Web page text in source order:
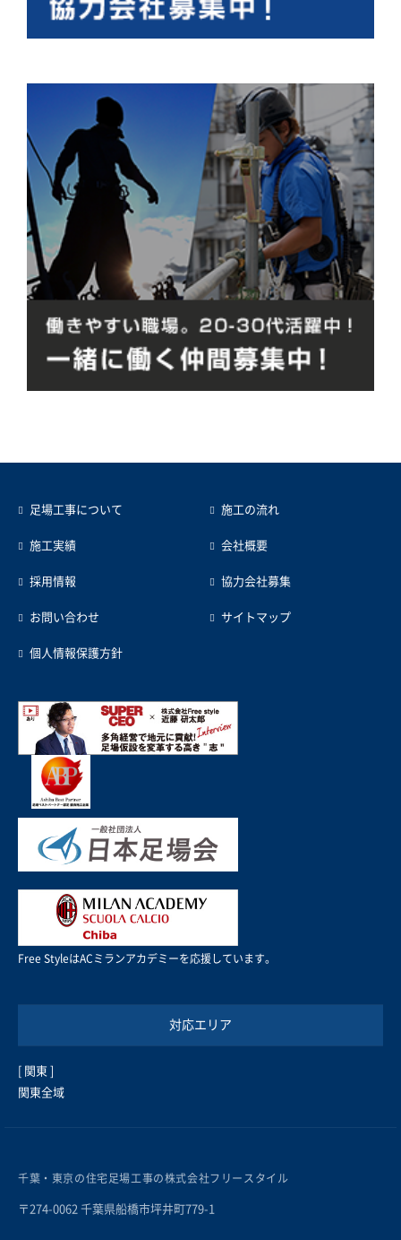
足場工事について 施工の流れ
施工実績 会社概要
採用情報 協力会社募集
お問い合わせ サイトマップ
個人情報保護方針
Free StyleはACミランアカデミーを応援しています。
対応エリア
[ 関東 ]
関東全域
千葉・東京の住宅足場工事の株式会社フリースタイル
〒274-0062 千葉県船橋市坪井町779-1